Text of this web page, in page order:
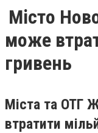
Місто
може
гривень
Міста та ОТГ
втратити